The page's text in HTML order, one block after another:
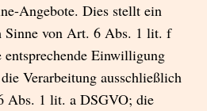
Angebote. Dies stellt ein
Sinne von Art. 6 Abs. 1 lit. f
Einwilligung
Verarbeitung ausschließlich
Abs. 1 lit. a DSGVO; die